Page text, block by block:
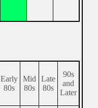
Early
80s
Mid
80s
Late
80s
90s
and
Later